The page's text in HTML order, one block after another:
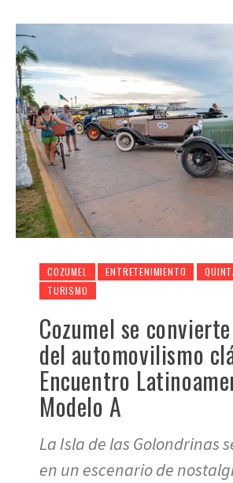
COZUMEL ENTRETENIMIENTO
TURISMO
Cozumel se
del automovilismo
Encuentro
Modelo A
La Isla de las Golondrinas
en un escenario de